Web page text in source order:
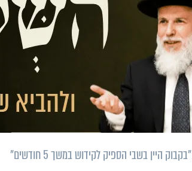
"בקבוק היין בשבי הספיק לקידוש במשך 5 חודשים"